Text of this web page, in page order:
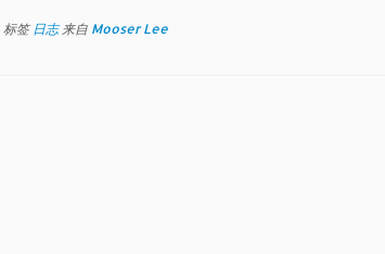
标签 日志来自 Mooser Lee